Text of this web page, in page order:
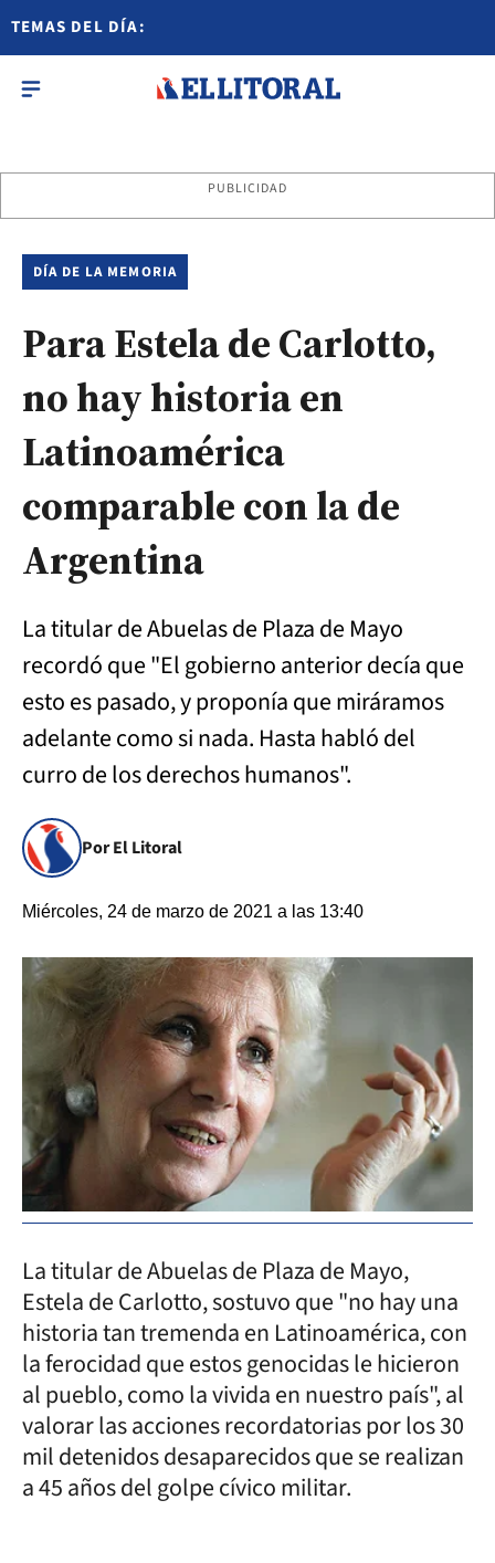
TEMAS DEL DÍA:
PUBLICIDAD
DÍA DE LA MEMORIA
Para Estela de Carlotto,
no hay historia en
Latinoamérica
comparable con la de
Argentina
La titular de Abuelas de Plaza de Mayo
recordó que "El gobierno anterior decía que
esto es pasado, y proponía que miráramos
adelante como si nada. Hasta habló del
curro de los derechos humanos".
Por El Litoral
Miércoles, 24 de marzo de 2021 a las 13:40
La titular de Abuelas de Plaza de Mayo,
Estela de Carlotto, sostuvo que "no hay una
historia tan tremenda en Latinoamérica, con
la ferocidad que estos genocidas le hicieron
al pueblo, como la vivida en nuestro país", al
valorar las acciones recordatorias por los 30
mil detenidos desaparecidos que se realizan
a 45 años del golpe cívico militar.